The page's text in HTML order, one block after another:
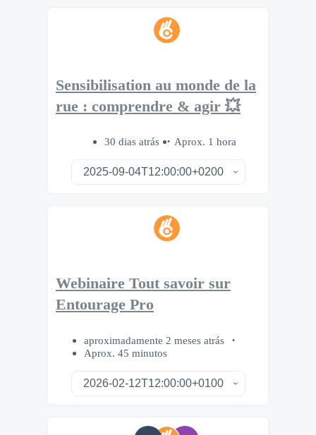
Sensibilisation au monde de la
rue : comprendre & agir 💥
30 dias atrás Aprox. 1 hora
Webinaire Tout savoir sur
Entourage Pro
aproximadamente 2 meses atrás
Aprox. 45 minutos